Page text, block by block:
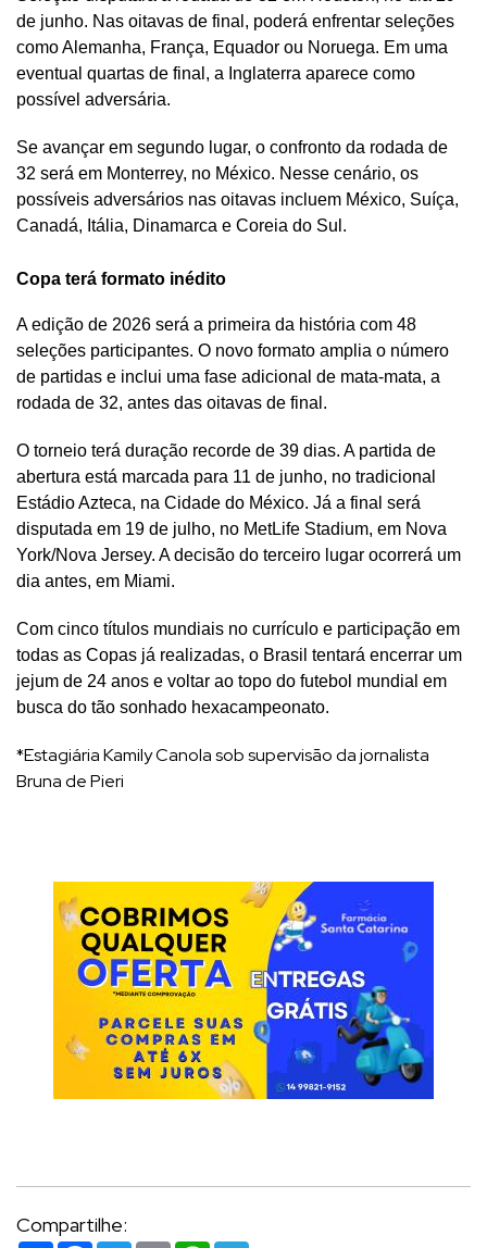
de junho. Nas oitavas de final, poderá enfrentar seleções
como Alemanha, França, Equador ou Noruega. Em uma
eventual quartas de final, a Inglaterra aparece como
possível adversária.
Se avançar em segundo lugar, o confronto da rodada de
32 será em Monterrey, no México. Nesse cenário, os
possíveis adversários nas oitavas incluem México, Suíça,
Canadá, Itália, Dinamarca e Coreia do Sul.
Copa terá formato inédito
A edição de 2026 será a primeira da história com 48
seleções participantes. O novo formato amplia o número
de partidas e inclui uma fase adicional de mata-mata, a
rodada de 32, antes das oitavas de final.
O torneio terá duração recorde de 39 dias. A partida de
abertura está marcada para 11 de junho, no tradicional
Estádio Azteca, na Cidade do México. Já a final será
disputada em 19 de julho, no MetLife Stadium, em Nova
York/Nova Jersey. A decisão do terceiro lugar ocorrerá um
dia antes, em Miami.
Com cinco títulos mundiais no currículo e participação em
todas as Copas já realizadas, o Brasil tentará encerrar um
jejum de 24 anos e voltar ao topo do futebol mundial em
busca do tão sonhado hexacampeonato.
*Estagiária Kamily Canola sob supervisão da jornalista
Bruna de Pieri
Compartilhe: